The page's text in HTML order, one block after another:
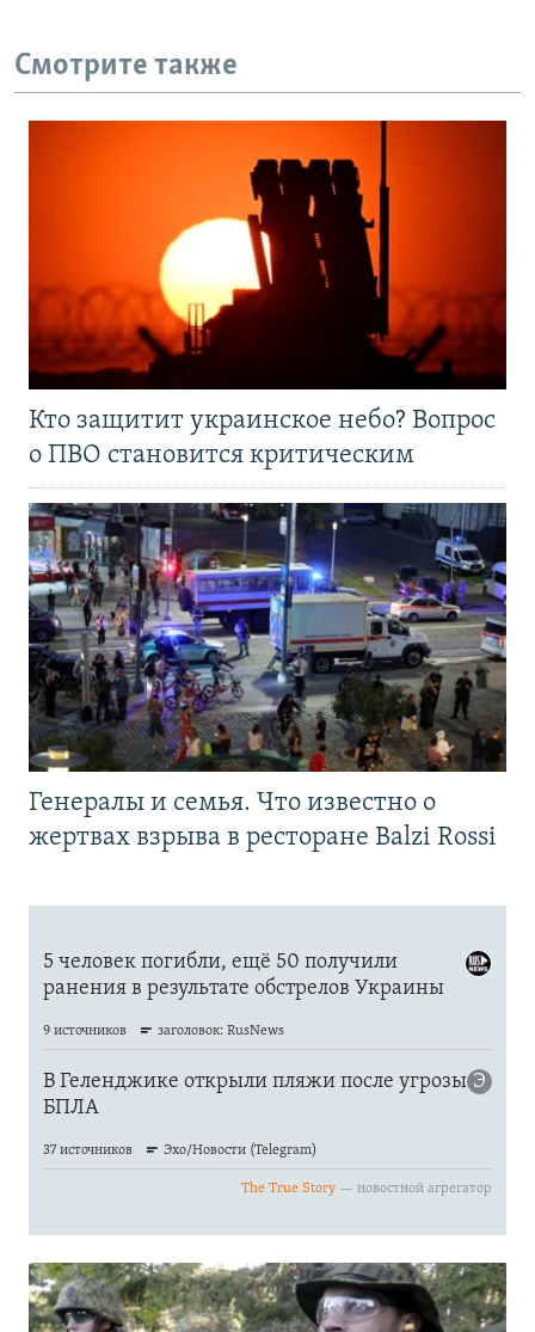
Смотрите также
Кто защитит украинское небо? Вопрос
о ПВО становится критическим
Генералы и семья. Что известно о
жертвах взрыва в ресторане Balzi Rossi